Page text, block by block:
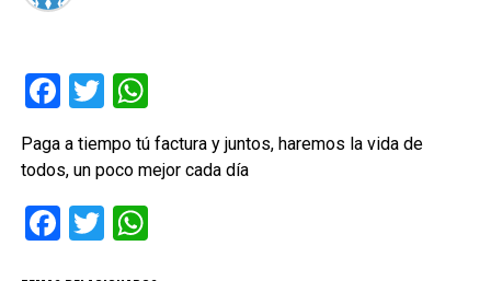
Facebook
TwitterWhatsApp
Paga a tiempo tú factura y juntos, haremos la vida de
todos, un poco mejor cada día
Facebook
TwitterWhatsApp